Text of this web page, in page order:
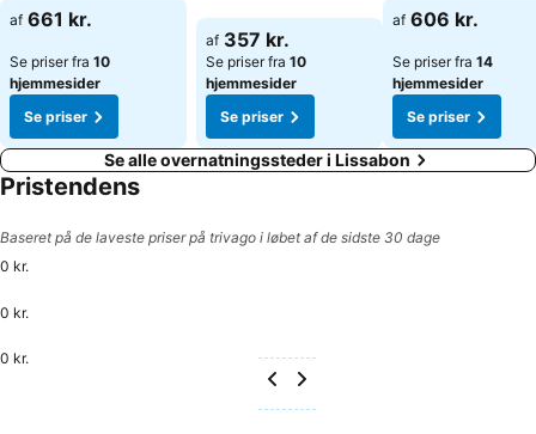
Se priser
af 661 kr.
Se priser fra 10
hjemmesider
Se priser
af 357 kr.
Se priser fra 10
hjemmesider
Se priser
Se priser
af 606 kr.
Se priser fra 14
hjemmesider
Se priser
Se alle overnatningssteder i Lissabon
Pristendens
Baseret på de laveste priser på trivago i løbet af de sidste 30 dage
0 kr.
0 kr.
0 kr.